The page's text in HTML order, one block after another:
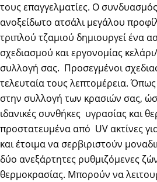
τους επαγγελματίες. Ο
ανοξείδωτο ατσάλι μεγάλου
τριπλού τζαμιού δημιουργεί ένα
σχεδιασμού και εργονομίας
συλλογή σας. Προσεγμένοι
τελευταία τους λεπτομέρεια. Όπως
στην συλλογή των κρασιών σας,
ιδανικές συνθήκες υγρασίας και
προστατευμένα από UV ακτίνες
και έτοιμα να σερβιριστούν
δύο ανεξάρτητες ρυθμιζόμενες
θερμοκρασίας. Μπορούν να